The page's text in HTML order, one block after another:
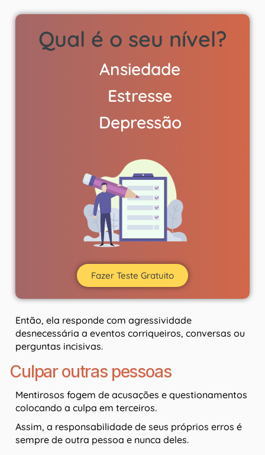
Qual é o seu nível?
Ansiedade
Estresse
Depressão
Fazer Teste Gratuito
Então, ela responde com agressividade
desnecessária a eventos corriqueiros, conversas ou
perguntas incisivas.
Culpar outras pessoas
Mentirosos fogem de acusações e questionamentos
colocando a culpa em terceiros.
Assim, a responsabilidade de seus próprios erros é
sempre de outra pessoa e nunca deles.